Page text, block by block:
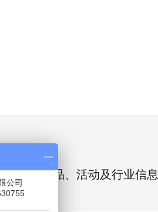
联系
们的新产品、活动及行业信息
公司